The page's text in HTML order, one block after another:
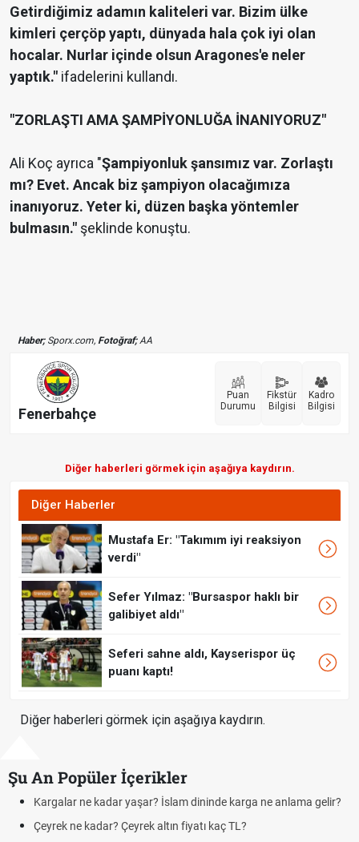
Getirdiğimiz adamın kaliteleri var. Bizim ülke
kimleri çerçöp yaptı, dünyada hala çok iyi olan
hocalar. Nurlar içinde olsun Aragones'e neler
yaptık." ifadelerini kullandı.
"ZORLAŞTI AMA ŞAMPİYONLUĞA İNANIYORUZ"
Ali Koç ayrıca "Şampiyonluk şansımız var. Zorlaştı
mı? Evet. Ancak biz şampiyon olacağımıza
inanıyoruz. Yeter ki, düzen başka yöntemler
bulmasın." şeklinde konuştu.
Haber;Sporx.com, Fotoğraf;AA
Fenerbahçe
Puan
Durumu
Fikstür
Bilgisi
Kadro
Bilgisi
Diğer haberleri görmek için aşağıya kaydırın.
Diğer Haberler
Mustafa Er: "Takımım iyi reaksiyon
verdi"
Sefer Yılmaz: "Bursaspor haklı bir
galibiyet aldı"
Seferi sahne aldı, Kayserispor üç
puanı kaptı!
Diğer haberleri görmek için aşağıya kaydırın.
Şu An Popüler İçerikler
Kargalar ne kadar yaşar? İslam dininde karga ne anlama gelir?
Çeyrek ne kadar? Çeyrek altın fiyatı kaç TL?